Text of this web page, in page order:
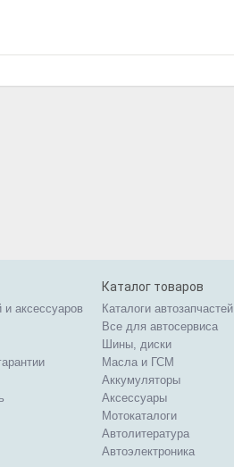
и аксессуаров
Каталог товаров
Каталоги автозапчастей
Все для автосервиса
Шины, диски
Масла и ГСМ
Аккумуляторы
Аксессуары
Мотокаталоги
Автолитература
Автоэлектроника